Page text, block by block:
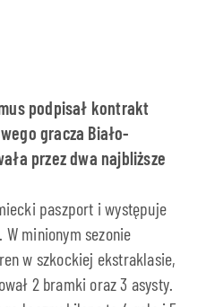
podpisał kontrakt
gracza Biało-
przez dwa najbliższe
paszport i występuje
minionym sezonie
w szkockiej ekstraklasie,
2 bramki oraz 3 asysty.